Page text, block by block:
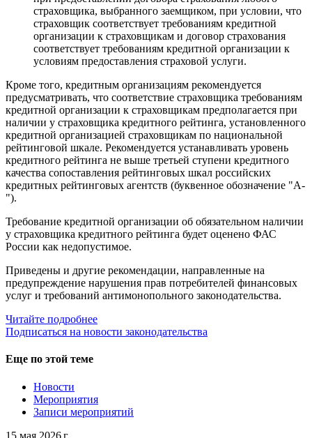
страховщика, выбранного заемщиком, при условии, что
страховщик соответствует требованиям кредитной
организации к страховщикам и договор страхования
соответствует требованиям кредитной организации к
условиям предоставления страховой услуги.
Кроме того, кредитным организациям рекомендуется
предусматривать, что соответствие страховщика требованиям
кредитной организации к страховщикам предполагается при
наличии у страховщика кредитного рейтинга, установленного
кредитной организацией страховщикам по национальной
рейтинговой шкале. Рекомендуется устанавливать уровень
кредитного рейтинга не выше третьей ступени кредитного
качества сопоставления рейтинговых шкал российских
кредитных рейтинговых агентств (буквенное обозначение "A-
").
Требование кредитной организации об обязательном наличии
у страховщика кредитного рейтинга будет оценено ФАС
России как недопустимое.
Приведены и другие рекомендации, направленные на
предупреждение нарушения прав потребителей финансовых
услуг и требований антимонопольного законодательства.
Читайте подробнее
Подписаться на новости законодательства
Еще по этой теме
Новости
Мероприятия
Записи мероприятий
15 мая 2026 г.